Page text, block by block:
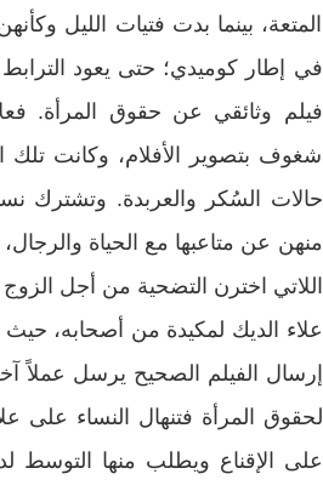
المتعة، بينما بدت فتيات الليل
في إطار كوميدي؛ حتى يعود
فيلم وثائقي عن حقوق المرأة.
شغوف بتصوير الأفلام، وكانت
حالات السُكر والعربدة. وتشترك
منهن عن متاعبها مع الحياة
اللاتي اخترن التضحية من أجل الزوج
علاء الديك لمكيدة من أصحابه،
إرسال الفيلم الصحيح يرسل عملاً
لحقوق المرأة فتنهال النساء على
على الإقناع ويطلب منها التوسط